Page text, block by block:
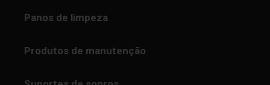
Panos de limpeza
Produtos de manutenção